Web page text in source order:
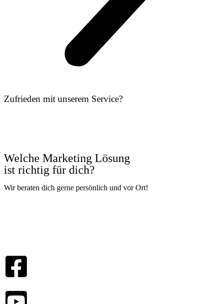
Zufrieden mit unserem Service?
Welche Marketing Lösung
ist richtig für dich?
Wir beraten dich gerne persönlich und vor Ort!